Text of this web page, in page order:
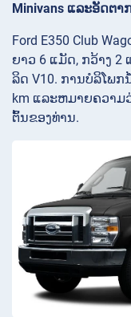
Minivans ແລະອັດຕ
Ford E350 Club
ຍາວ 6 ແມັດ, ກວ້າງ 2
ລິດ V10. ການ​ບໍ​ລິ​ໂພກ​
km ແລະ​ຫມາຍ​ຄວາມ​
ຕົ້ນ​ຂອງ​ທ່ານ​.